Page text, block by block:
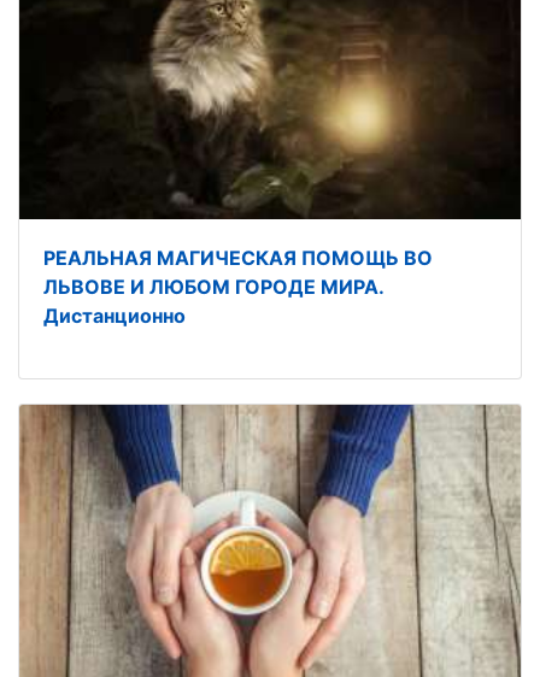
РЕАЛЬНАЯ МАГИЧЕСКАЯ ПОМОЩЬ ВО
ЛЬВОВЕ И ЛЮБОМ ГОРОДЕ МИРА.
Дистанционно